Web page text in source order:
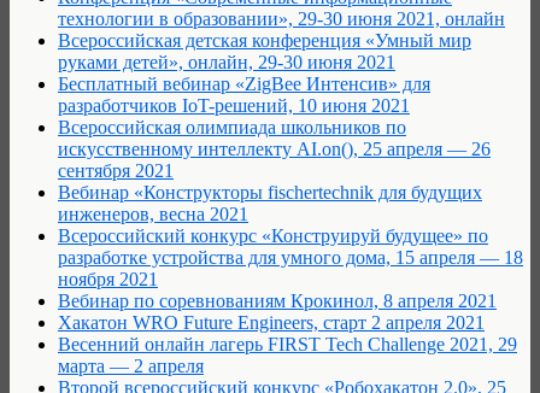
технологии в образовании», 29-30 июня 2021, онлайн
Всероссийская детская конференция «Умный мир
руками детей», онлайн, 29-30 июня 2021
Бесплатный вебинар «ZigBee Интенсив» для
разработчиков IoT-решений, 10 июня 2021
Всероссийская олимпиада школьников по
искусственному интеллекту AI.on(), 25 апреля — 26
сентября 2021
Вебинар «Конструкторы fischertechnik для будущих
инженеров, весна 2021
Всероссийский конкурс «Конструируй будущее» по
разработке устройства для умного дома, 15 апреля — 18
ноября 2021
Вебинар по соревнованиям Крокинол, 8 апреля 2021
Хакатон WRO Future Engineers, старт 2 апреля 2021
Весенний онлайн лагерь FIRST Tech Challenge 2021, 29
марта — 2 апреля
Второй всероссийский конкурс «Робохакатон 2.0», 25